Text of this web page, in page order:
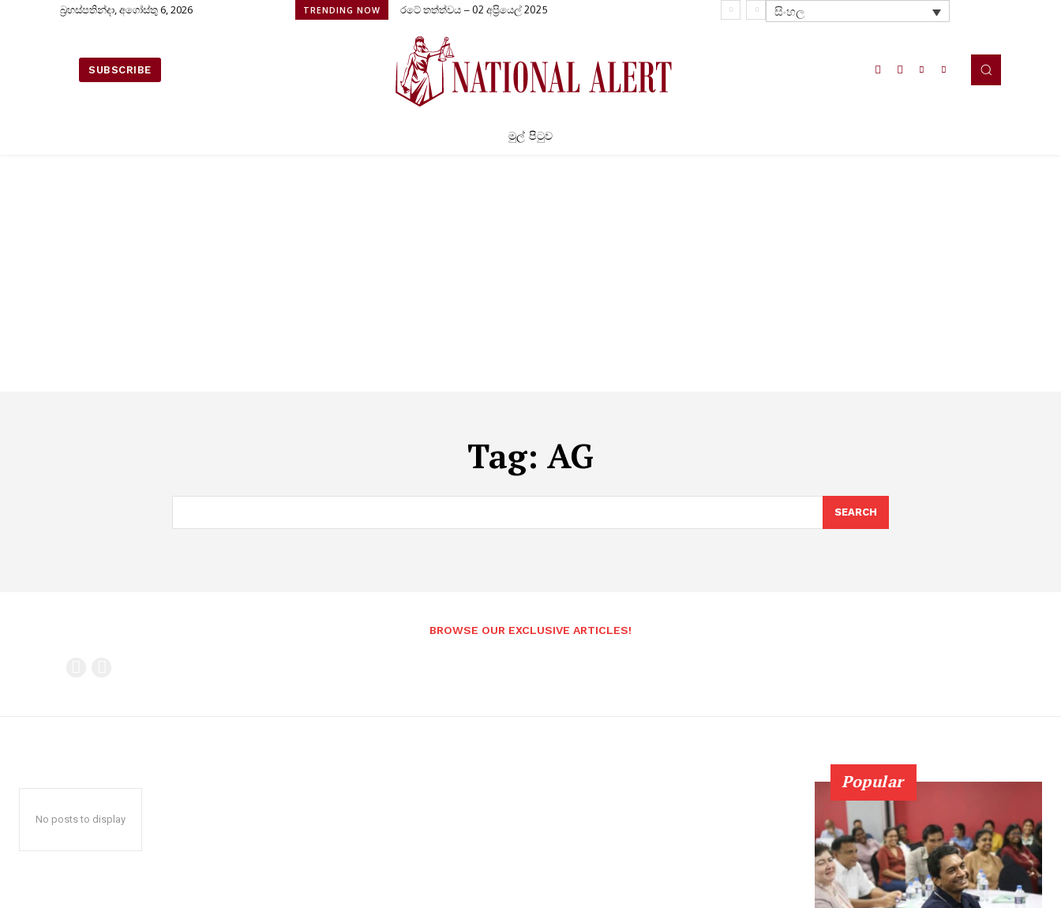
බ්‍රහස්පතින්දා, අගෝස්තු 6, 2026 TRENDING NOW රටේ තත්ත්වය – 02 අප්‍රියෙල් 2025 සිංහල
SUBSCRIBE
මුල් පිටුව
Tag: AG
SEARCH
BROWSE OUR EXCLUSIVE ARTICLES!
No posts to display
Popular